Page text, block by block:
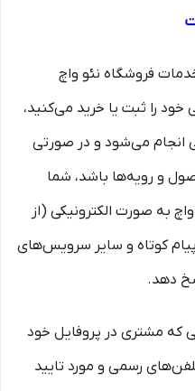
فروشگاه نئو واچ
خود را ثبت یا خرید می‏‌کنید،
انجام می‏‌شود و در صورتی
و رویه‏‌ها باشد، شما
به صورت الکترونیکی (از
کوتاه و سایر سرویس‌های
دهد.
که مشتری در پروفایل خود
رسمی و مورد تایید